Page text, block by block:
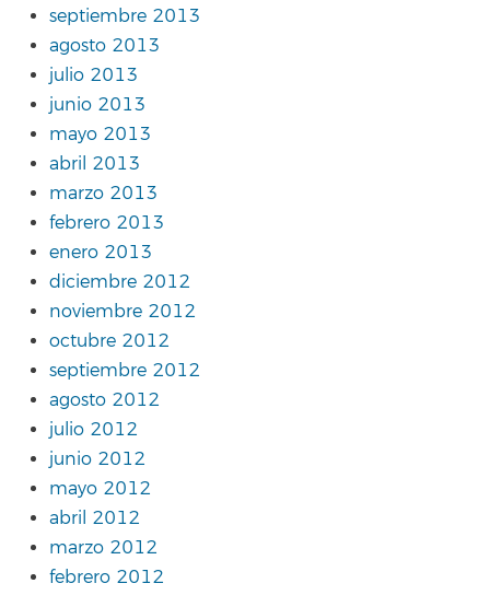
septiembre 2013
agosto 2013
julio 2013
junio 2013
mayo 2013
abril 2013
marzo 2013
febrero 2013
enero 2013
diciembre 2012
noviembre 2012
octubre 2012
septiembre 2012
agosto 2012
julio 2012
junio 2012
mayo 2012
abril 2012
marzo 2012
febrero 2012